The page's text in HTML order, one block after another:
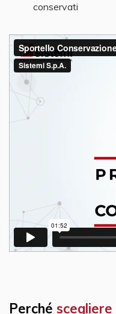
conservati
Perché scegliere